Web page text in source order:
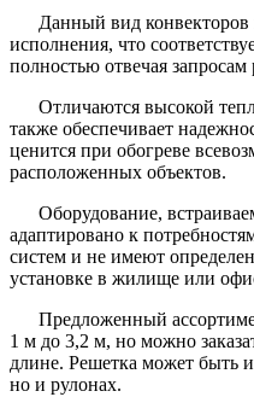
Данный вид конвекторов
исполнения, что
полностью отвечая
Отличаются высокой
также обеспечивает
ценится при обогреве
расположенных объектов.
Оборудование,
адаптировано к
систем и не имеют
установке в жилище или
Предложенный
1 м до 3,2 м, но можно
длине. Решетка может быть
но и рулонах.